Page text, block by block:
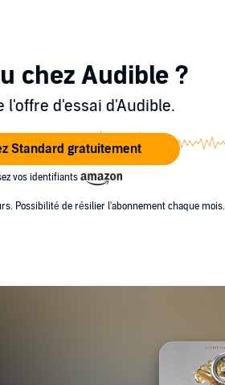
chez Audible ?
l'offre d'essai d'Audible.
Standard gratuitement
vos identifiants
Possibilité de résilier l'abonnement chaque mois.